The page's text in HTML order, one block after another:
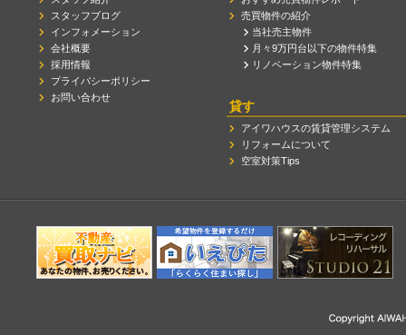
スタッフブログ
インフォメーション
会社概要
採用情報
プライバシーポリシー
お問い合わせ
売買物件の紹介
当社売主物件
月々9万円台以下の物件特集
リノベーション物件特集
貸す
アイワハウスの賃貸管理システム
リフォームについて
空室対策Tips